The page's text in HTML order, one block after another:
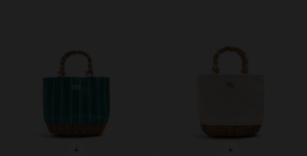
+ +